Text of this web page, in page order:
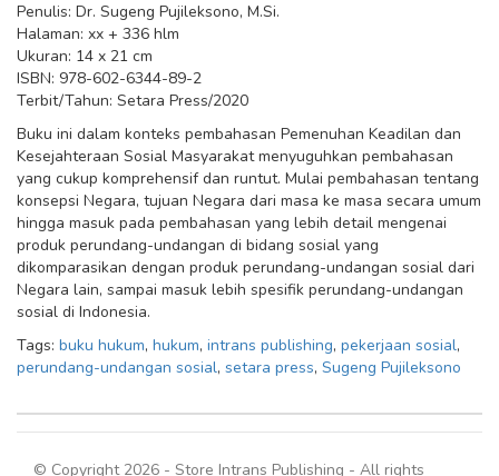
Penulis: Dr. Sugeng Pujileksono, M.Si.
Halaman: xx + 336 hlm
Ukuran: 14 x 21 cm
ISBN: 978-602-6344-89-2
Terbit/Tahun: Setara Press/2020
Buku ini dalam konteks pembahasan Pemenuhan Keadilan dan
Kesejahteraan Sosial Masyarakat menyuguhkan pembahasan
yang cukup komprehensif dan runtut. Mulai pembahasan tentang
konsepsi Negara, tujuan Negara dari masa ke masa secara umum
hingga masuk pada pembahasan yang lebih detail mengenai
produk perundang-undangan di bidang sosial yang
dikomparasikan dengan produk perundang-undangan sosial dari
Negara lain, sampai masuk lebih spesifik perundang-undangan
sosial di Indonesia.
Tags: buku hukum, hukum, intrans publishing, pekerjaan sosial,
perundang-undangan sosial, setara press, Sugeng Pujileksono
© Copyright 2026 - Store Intrans Publishing - All rights